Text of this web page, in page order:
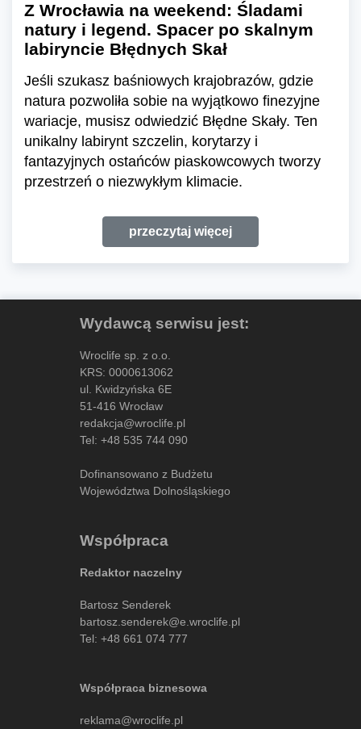
Z Wrocławia na weekend: Śladami
natury i legend. Spacer po skalnym
labiryncie Błędnych Skał
Jeśli szukasz baśniowych krajobrazów, gdzie
natura pozwoliła sobie na wyjątkowo finezyjne
wariacje, musisz odwiedzić Błędne Skały. Ten
unikalny labirynt szczelin, korytarzy i
fantazyjnych ostańców piaskowcowych tworzy
przestrzeń o niezwykłym klimacie.
przeczytaj więcej
Wydawcą serwisu jest:
Wroclife sp. z o.o.
KRS: 0000613062
ul. Kwidzyńska 6E
51-416 Wrocław
redakcja@wroclife.pl
Tel: +48 535 744 090
Dofinansowano z Budżetu
Województwa Dolnośląskiego
Współpraca
Redaktor naczelny
Bartosz Senderek
bartosz.senderek@e.wroclife.pl
Tel: +48 661 074 777
Współpraca biznesowa
reklama@wroclife.pl